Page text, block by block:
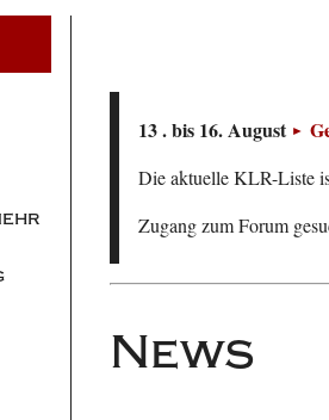
13 . bis 16. August
Die aktuelle KLR-Liste
Zugang zum Forum
News